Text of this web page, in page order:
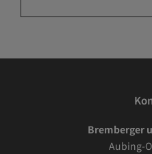
Bremberger
Aubing-